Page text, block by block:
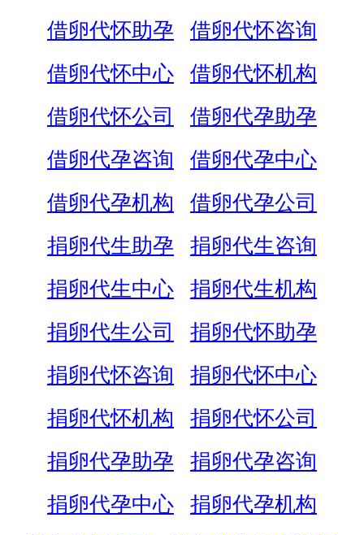
借卵代怀助孕
借卵代怀咨询
借卵代怀中心
借卵代怀机构
借卵代怀公司
借卵代孕助孕
借卵代孕咨询
借卵代孕中心
借卵代孕机构
借卵代孕公司
捐卵代生助孕
捐卵代生咨询
捐卵代生中心
捐卵代生机构
捐卵代生公司
捐卵代怀助孕
捐卵代怀咨询
捐卵代怀中心
捐卵代怀机构
捐卵代怀公司
捐卵代孕助孕
捐卵代孕咨询
捐卵代孕中心
捐卵代孕机构